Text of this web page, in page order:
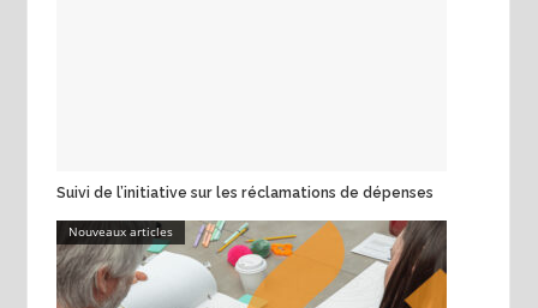
Suivi de l’initiative sur les réclamations de dépenses
Nouveaux articles